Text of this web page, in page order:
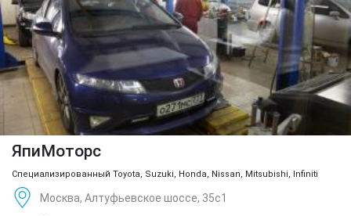
ЯпиМоторс
Специализированный Toyota, Suzuki, Honda, Nissan, Mitsubishi, Infiniti
Москва, Алтуфьевское шоссе, 35с1